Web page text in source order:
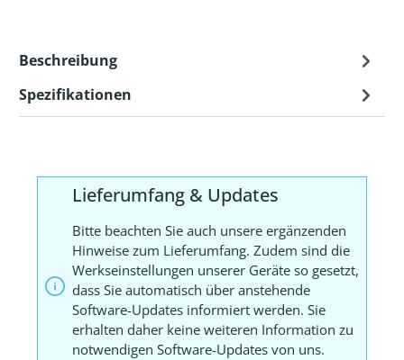
Beschreibung
Spezifikationen
Lieferumfang & Updates
Bitte beachten Sie auch unsere ergänzenden
Hinweise zum Lieferumfang. Zudem sind die
Werkseinstellungen unserer Geräte so gesetzt,
dass Sie automatisch über anstehende
Software-Updates informiert werden. Sie
erhalten daher keine weiteren Information zu
notwendigen Software-Updates von uns.